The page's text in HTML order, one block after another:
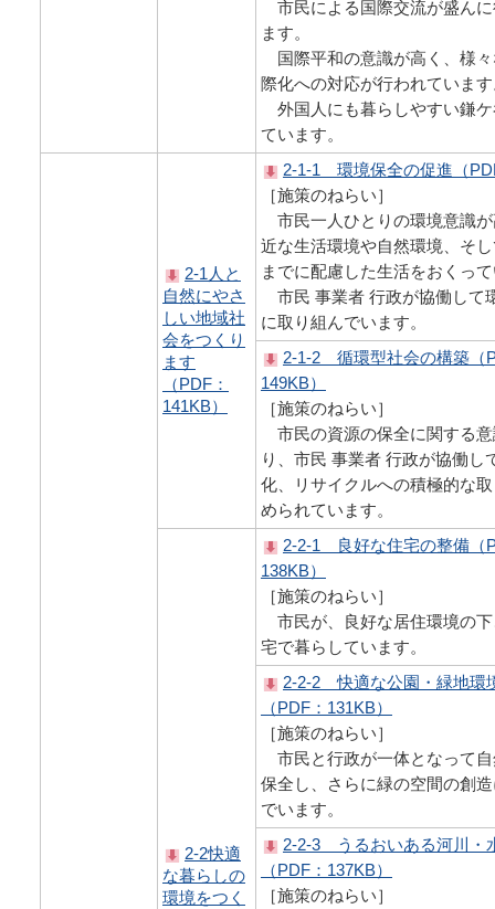
市民による国際交流が盛ん
ます。
国際平和の意識が高く、様
際化への対応が行われていま
外国人にも暮らしやすい鎌
ています。
2-1人と
自然にやさ
しい地域社
会をつくり
ます
（PDF：
141KB）
2-1-1 環境保全の促進（
［施策のねらい］
市民一人ひとりの環境意識
近な生活環境や自然環境、そ
までに配慮した生活をおくっ
市民 事業者 行政が協働して
に取り組んでいます。
2-1-2 循環型社会の構築（
149KB）
［施策のねらい］
市民の資源の保全に関する
り、市民 事業者 行政が協働し
化、リサイクルへの積極的な
められています。
2-2快適
な暮らしの
環境をつく
2-2-1 良好な住宅の整備（
138KB）
［施策のねらい］
市民が、良好な居住環境の
宅で暮らしています。
2-2-2 快適な公園・緑地環
（PDF：131KB）
［施策のねらい］
市民と行政が一体となって
保全し、さらに緑の空間の創
でいます。
2-2-3 うるおいある河川・
（PDF：137KB）
［施策のねらい］